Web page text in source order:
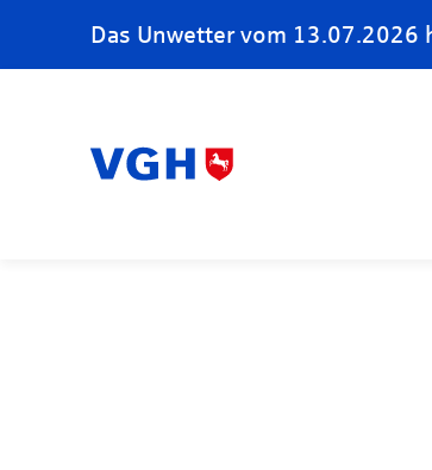
Das Unwetter vom 13.07.2026